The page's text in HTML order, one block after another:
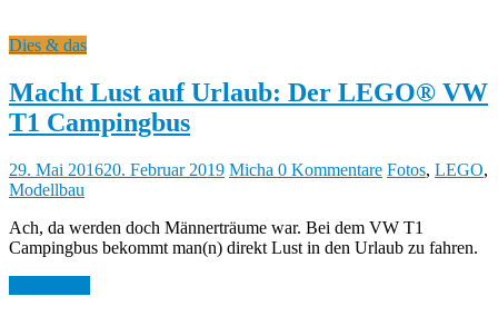
Dies & das
Macht Lust auf Urlaub: Der LEGO® VW
T1 Campingbus
29. Mai 201620. Februar 2019 Micha 0 Kommentare Fotos, LEGO,
Modellbau
Ach, da werden doch Männerträume war. Bei dem VW T1
Campingbus bekommt man(n) direkt Lust in den Urlaub zu fahren.